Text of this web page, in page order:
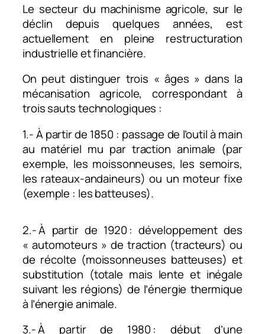
Le secteur du machinisme agricole, sur le
déclin depuis quelques années, est
actuellement en pleine restructuration
industrielle et financière.
On peut distinguer trois « âges » dans la
mécanisation agricole, correspondant à
trois sauts technologiques :
1.- À partir de 1850 : passage de l’outil à main
au matériel mu par traction animale (par
exemple, les moissonneuses, les semoirs,
les rateaux-andaineurs) ou un moteur fixe
(exemple : les batteuses).
2.- À partir de 1920 : développement des
« automoteurs » de traction (tracteurs) ou
de récolte (moissonneuses batteuses) et
substitution (totale mais lente et inégale
suivant les régions) de l’énergie thermique
à l’énergie animale.
3.- À partir de 1980 : début d’une